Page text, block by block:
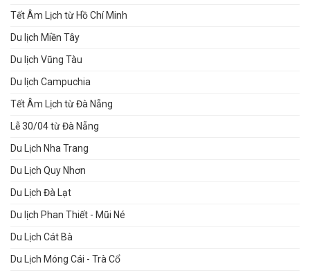
Tết Âm Lịch từ Hồ Chí Minh
Du lịch Miền Tây
Du lịch Vũng Tàu
Du lịch Campuchia
Tết Âm Lịch từ Đà Nẵng
Lễ 30/04 từ Đà Nẵng
Du Lịch Nha Trang
Du Lịch Quy Nhơn
Du Lịch Đà Lạt
Du lịch Phan Thiết - Mũi Né
Du Lịch Cát Bà
Du Lịch Móng Cái - Trà Cổ